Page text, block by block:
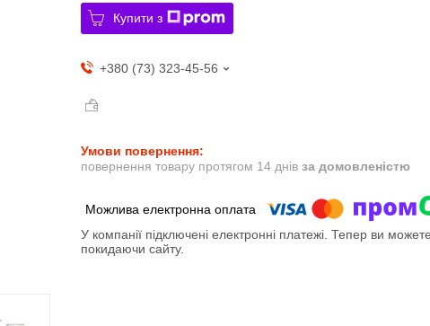
Купити з
+380 (73) 323-45-56
повернення товару протягом 14 днів за домовленістю
У компанії підключені електронні платежі. Тепер ви
покидаючи сайту.